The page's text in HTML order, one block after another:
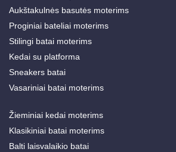
Aukštakulnės basutės moterims
Proginiai bateliai moterims
Stilingi batai moterims
Kedai su platforma
Sneakers batai
Vasariniai batai moterims
Žieminiai kedai moterims
Klasikiniai batai moterims
Balti laisvalaikio batai